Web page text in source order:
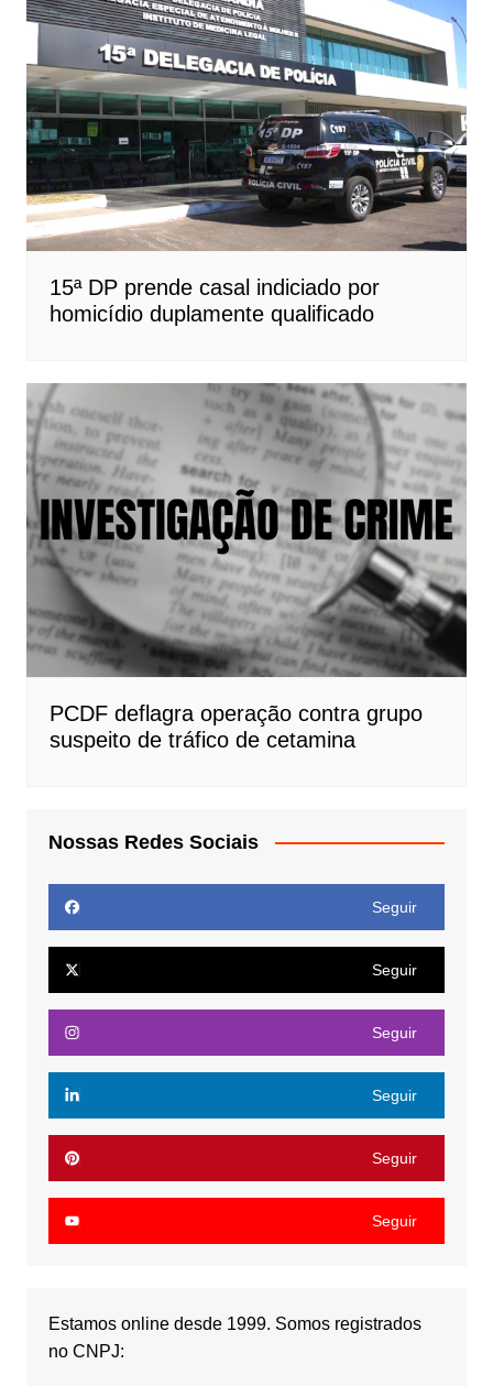
15ª DP prende casal indiciado por
homicídio duplamente qualificado
PCDF deflagra operação contra grupo
suspeito de tráfico de cetamina
Nossas Redes Sociais
Seguir
Seguir
Seguir
Seguir
Seguir
Seguir
Estamos online desde 1999. Somos registrados
no CNPJ: